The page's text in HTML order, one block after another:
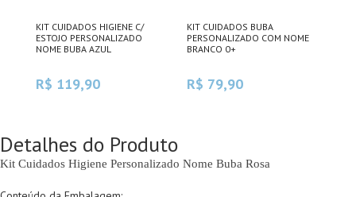
KIT CUIDADOS HIGIENE C/
ESTOJO PERSONALIZADO
NOME BUBA AZUL
R$ 119,90
KIT CUIDADOS BUBA
PERSONALIZADO COM NOME
BRANCO 0+
R$ 79,90
Detalhes do Produto
Kit Cuidados Higiene Personalizado Nome Buba Rosa